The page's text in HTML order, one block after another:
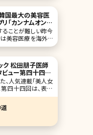
なっている今、理想
に手術をする方も
きなり顔にメスを入
国最大の美容医
「カンナムオン
ことが難しい昨今
美容医療を海外で
ています。その中で
POPも流行し、韓
美容を参考にする
国で施
ク 松田朋子医師
ビュー第四十四
、人気連載「美人女
第四十四回は、表参
治療を提供してい
。 従来の施術も大
美容治療も多く取
クリニック。その中